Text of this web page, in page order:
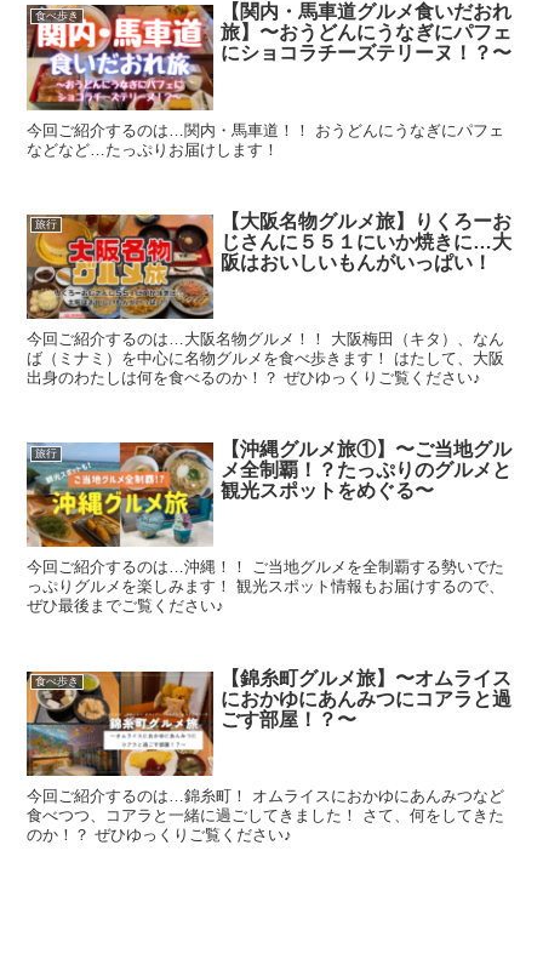
食べ歩き
【関内・馬車道グルメ食いだおれ
旅】〜おうどんにうなぎにパフェ
にショコラチーズテリーヌ！？〜
今回ご紹介するのは…関内・馬車道！！ おうどんにうなぎにパフェ
などなど…たっぷりお届けします！
旅行
【大阪名物グルメ旅】りくろーお
じさんに５５１にいか焼きに…大
阪はおいしいもんがいっぱい！
今回ご紹介するのは…大阪名物グルメ！！ 大阪梅田（キタ）、なん
ば（ミナミ）を中心に名物グルメを食べ歩きます！ はたして、大阪
出身のわたしは何を食べるのか！？ ぜひゆっくりご覧ください♪
旅行
【沖縄グルメ旅①】〜ご当地グル
メ全制覇！？たっぷりのグルメと
観光スポットをめぐる〜
今回ご紹介するのは…沖縄！！ ご当地グルメを全制覇する勢いでた
っぷりグルメを楽しみます！ 観光スポット情報もお届けするので、
ぜひ最後までご覧ください♪
食べ歩き
【錦糸町グルメ旅】〜オムライス
におかゆにあんみつにコアラと過
ごす部屋！？〜
今回ご紹介するのは…錦糸町！ オムライスにおかゆにあんみつなど
食べつつ、コアラと一緒に過ごしてきました！ さて、何をしてきた
のか！？ ぜひゆっくりご覧ください♪